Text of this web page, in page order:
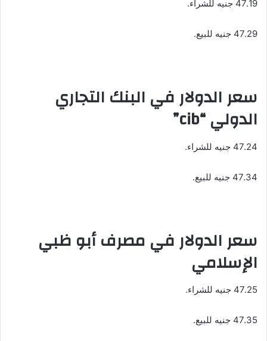
47.19 جنيه للشراء.
47.29 جنيه للبيع.
سعر الدولار في البنك التجاري
الدولي “cib”
47.24 جنيه للشراء.
47.34 جنيه للبيع.
سعر الدولار في مصرف أبو ظبي
الإسلامي
47.25 جنيه للشراء.
47.35 جنيه للبيع.